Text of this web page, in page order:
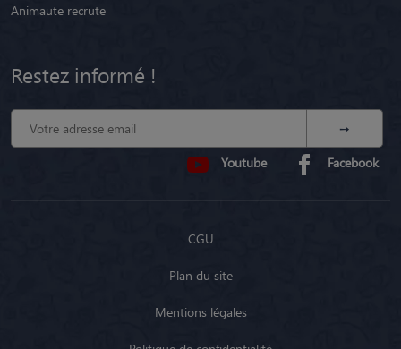
Animaute recrute
Restez informé !
Youtube Facebook
CGU
Plan du site
Mentions légales